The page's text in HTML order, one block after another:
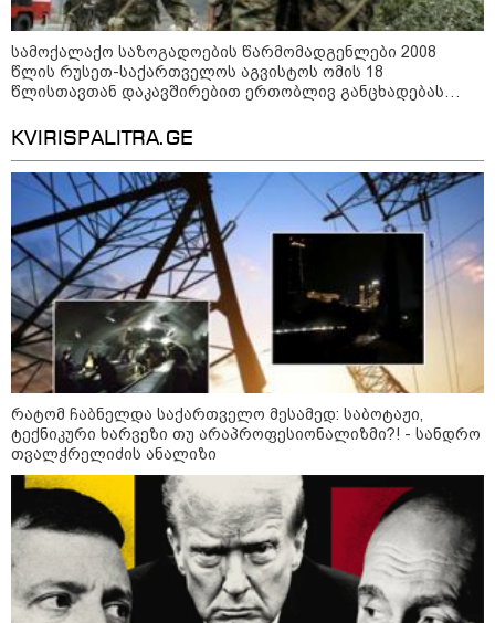
10:52 / 06-08-2026
ვაშინგტონს რაკეტების დეფიციტი აქვს? -
მედიის ცნობით, დონალდ ტრამპი პიტ
ჰეგსეთს დაუპირისპირდა: დეტალები
“არ მინდა, ბაიდენივით
სცენიდან გადავარდეს“ -
დონალდ ტრამპის სიტყვით
გამოსვლისას დამსწრეები
სახალისო შემთხვევის მოწმენი
გახდნენ
23:45 / 05-08-2026
სამოქალაქო საზოგადოების წარმომადგენლები 2008
წლის რუსეთ-საქართველოს აგვისტოს ომის 18
წლისთავთან დაკავშირებით ერთობლივ განცხადებას
KVIRISPALITRA.GE
რატომ ჩაბნელდა საქართველო მესამედ: საბოტაჟი,
ტექნიკური ხარვეზი თუ არაპროფესიონალიზმი?! - სანდრო
თვალჭრელიძის ანალიზი